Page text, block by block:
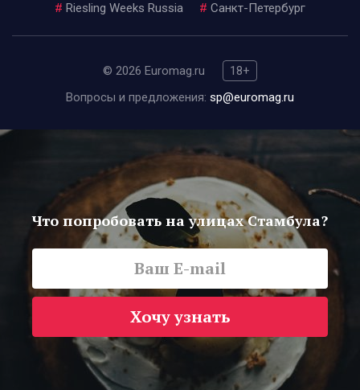
# Riesling Weeks Russia # Санкт-Петербург
© 2026 Euromag.ru
18+
Вопросы и предложения: sp@euromag.ru
Что попробовать на улицах Стамбула?
Хочу узнать